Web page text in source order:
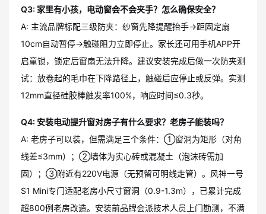
Q3: 家里有小孩，电动窗会不会夹手？怎么确保安全？
A: 主流品牌标配三级防夹：纱窗先降提醒抬手→距固定扇
10cm自动暂停→触碰阻力立即停止。家长还可用手机APP开
启童锁，锁定后窗扇无法升降。建议安装完成后做一次防夹测
试：放卷起的毛巾在下降路径上，触碰后应停止或反弹。实测
12mm直径硅胶棒触发率100%，响应时间≤0.3秒。
Q4: 安装电动提升窗对房子有什么要求？老房子能装吗？
A: 老房子可以装，但需满足三个条件：①窗洞为矩形（对角
线差≤3mm）；②墙体为实心砖或混凝土（泡沫砖需加
固）；③附近有220V电源（无预留可明线走管）。风神一号
S1 Mini专门适配老房小尺寸窗洞（0.9-1.3m），已累计完成
超800例老房改造。安装前品牌会派技术人员上门勘测，不满